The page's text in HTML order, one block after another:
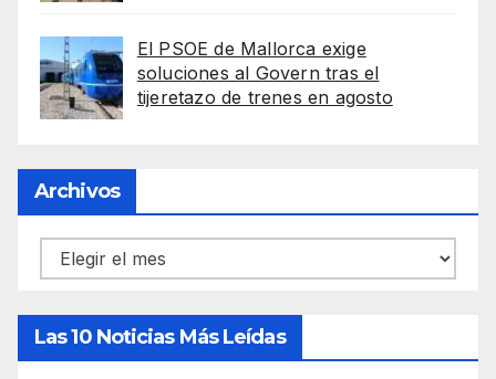
El PSOE de Mallorca exige
soluciones al Govern tras el
tijeretazo de trenes en agosto
Archivos
Archivos
Las 10 Noticias Más Leídas